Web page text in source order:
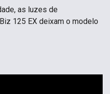
as luzes de
125 EX deixam o modelo